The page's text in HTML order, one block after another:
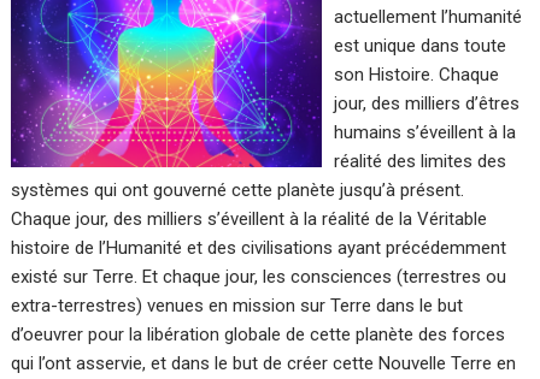
actuellement l’humanité
est unique dans toute
son Histoire. Chaque
jour, des milliers d’êtres
humains s’éveillent à la
réalité des limites des
systèmes qui ont gouverné cette planète jusqu’à présent.
Chaque jour, des milliers s’éveillent à la réalité de la Véritable
histoire de l’Humanité et des civilisations ayant précédemment
existé sur Terre. Et chaque jour, les consciences (terrestres ou
extra-terrestres) venues en mission sur Terre dans le but
d’oeuvrer pour la libération globale de cette planète des forces
qui l’ont asservie, et dans le but de créer cette Nouvelle Terre en